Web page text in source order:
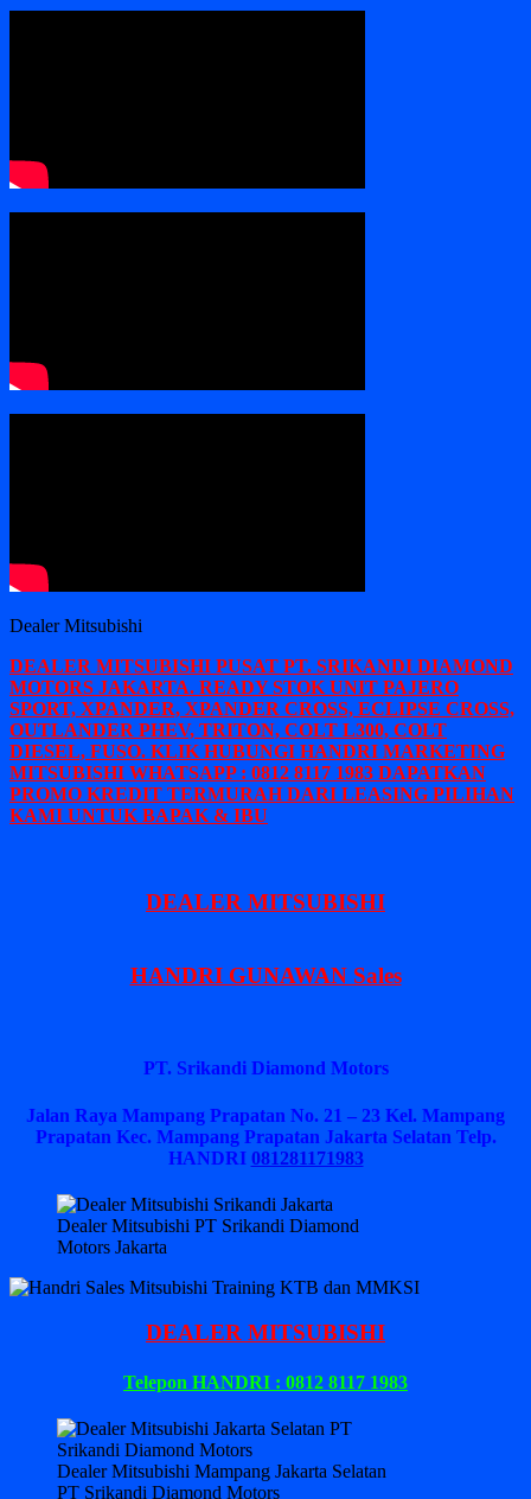
Dealer Mitsubishi
DEALER MITSUBISHI PUSAT PT. SRIKANDI DIAMOND
MOTORS JAKARTA. READY STOK UNIT PAJERO
SPORT, XPANDER, XPANDER CROSS, ECLIPSE CROSS,
OUTLANDER PHEV, TRITON, COLT L300, COLT
DIESEL, FUSO. KLIK HUBUNGI HANDRI MARKETING
MITSUBISHI WHATSAPP : 0812 8117 1983 DAPATKAN
PROMO KREDIT TERMURAH DARI LEASING PILIHAN
KAMI UNTUK BAPAK & IBU
DEALER MITSUBISHI
HANDRI GUNAWAN Sales
PT. Srikandi Diamond Motors
Jalan Raya Mampang Prapatan No. 21 – 23 Kel. Mampang
Prapatan Kec. Mampang Prapatan Jakarta Selatan Telp.
HANDRI 081281171983
Dealer Mitsubishi PT Srikandi Diamond
Motors Jakarta
DEALER MITSUBISHI
Telepon HANDRI : 0812 8117 1983
Dealer Mitsubishi Mampang Jakarta Selatan
PT Srikandi Diamond Motors